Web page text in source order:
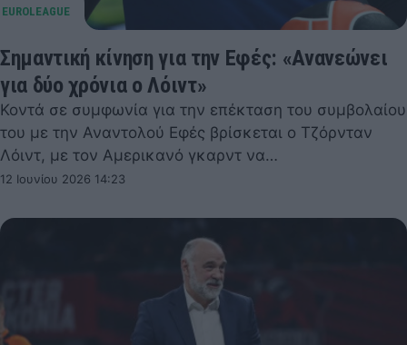
Σημαντική κίνηση για την Εφές: «Ανανεώνει
για δύο χρόνια ο Λόιντ»
Κοντά σε συμφωνία για την επέκταση του συμβολαίου
του με την Αναντολού Εφές βρίσκεται ο Τζόρνταν
Λόιντ, με τον Αμερικανό γκαρντ να…
12 Ιουνίου 2026 14:23